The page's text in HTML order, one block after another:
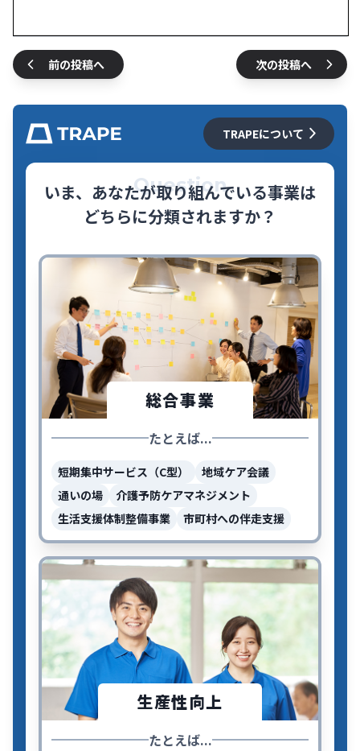
前の投稿へ 次の投稿へ
TRAPEについて
Question
いま、あなたが取り組んでいる事業は
どちらに分類されますか？
総合事業
たとえば...
短期集中サービス（C型）
地域ケア会議
通いの場
介護予防ケアマネジメント
生活支援体制整備事業
市町村への伴走支援
生産性向上
たとえば...